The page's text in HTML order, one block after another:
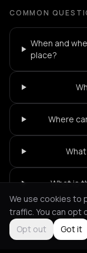
COMMON
When and
place?
Where
What is
Not feeling it? All
We use cookies to
traffic. You can opt
Opt out
Got it